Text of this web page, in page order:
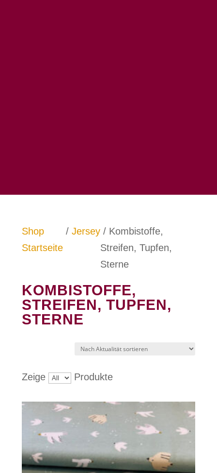
Shop
Startseite
/ Jersey/ Kombistoffe,
Streifen, Tupfen,
Sterne
KOMBISTOFFE,
STREIFEN, TUPFEN,
STERNE
Zeige Produkte